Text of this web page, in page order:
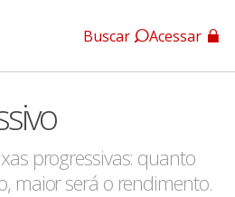
Buscar Acessar
progressivas: quanto
maior será o rendimento.